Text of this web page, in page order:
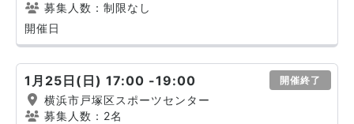
募集人数：制限なし
開催日
1月25日(日) 17:00 -19:00 開催終了
横浜市戸塚区スポーツセンター
募集人数：2名